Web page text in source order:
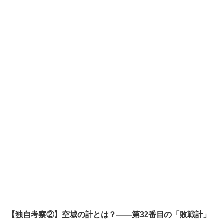
【独自考察②】空城の計とは？——第32番目の「敗戦計」